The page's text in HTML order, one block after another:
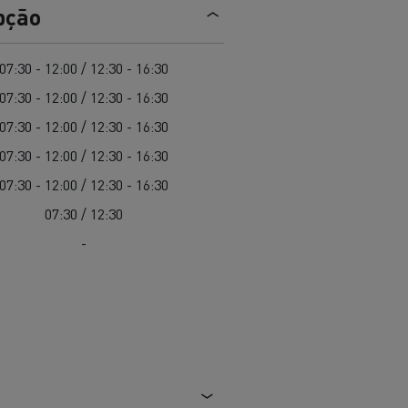
Configurador 3D
carregamento
07:30 - 12:00 / 12:30 - 16:30
07:30 - 12:00 / 12:30 - 16:30
07:30 - 12:00 / 12:30 - 16:30
07:30 - 12:00 / 12:30 - 16:30
07:30 - 12:00 / 12:30 - 16:30
07:30 / 12:30
-